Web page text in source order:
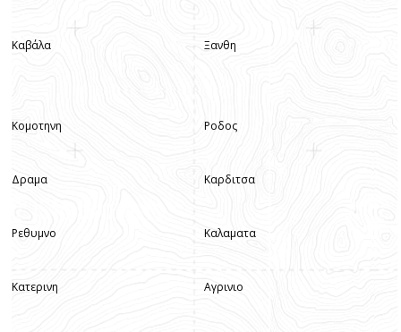
Καβάλα Ξανθη
Κομοτηνη
Δραμα
Ρεθυμνο
Κατερινη
Ροδος
Καρδιτσα
Καλαματα
Αγρινιο